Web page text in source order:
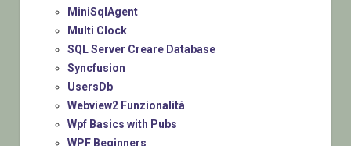
MiniSqlAgent
Multi Clock
SQL Server Creare Database
Syncfusion
UsersDb
Webview2 Funzionalità
Wpf Basics with Pubs
WPF Beginners